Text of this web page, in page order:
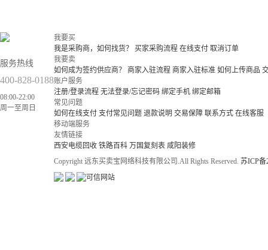
服务热线
400-828-0188
08:00-22:00
周一至周日
我要买
我是采购商，如何找货？
买家采购流程 在线支付 取消订单
我要卖
如何成为签约供应商？
商家入驻流程 商家入驻标准 如何上传商品
账户服务
注册/登录流程 无法登录/忘记密码 绑定手机 绑定邮箱
常见问题
如何在线支付 支付常见问题 退款说明 交易保障 联系方式 在线客服
移动端服务
友情链接
西安电缆回收 铁路百科 万国复刻表 咸阳装修
Copyright 远东买卖宝网络科技有限公司.All Rights Reserved. 苏ICP备